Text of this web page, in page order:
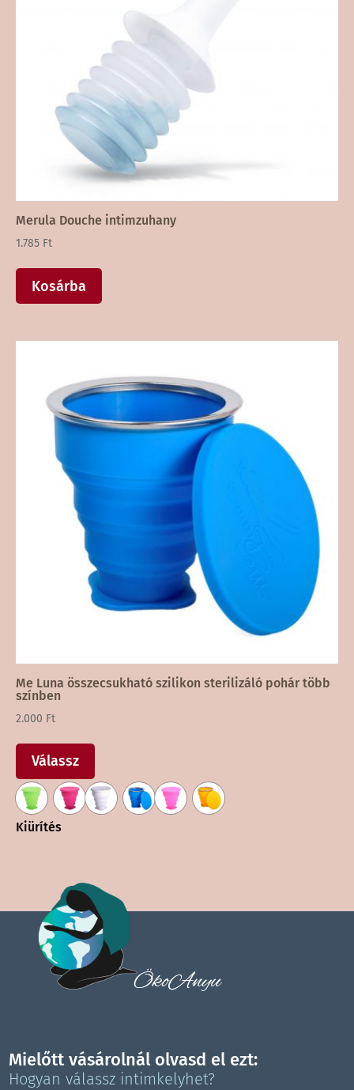
Merula Douche intimzuhany
1.785 Ft
Kosárba
Me Luna összecsukható szilikon sterilizáló pohár több
színben
2.000 Ft
Válassz
terméknek
több
változatok
a
termékoldalon
választhatók
ki
Kiürítés
ÖkoAnyu
Mielőtt vásárolnál olvasd el ezt:
Hogyan válassz intimkelyhet?